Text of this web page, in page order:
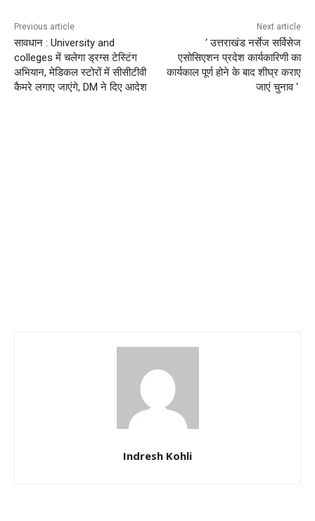
Previous article
सावधान : University and
colleges में चलेगा ड्रग्स टेस्टिंग
अभियान, मेडिकल स्टोरों में सीसीटीवी
कैमरे लगाए जाएंगे, DM ने दिए आदेश
Next article
‘ उत्तराखंड नर्सेज सर्विसेज
एसोसिएशन प्रदेश कार्यकारिणी का
कार्यकाल पूर्ण होने के बाद शीघ्र कराए
जाएं चुनाव ‘
Indresh Kohli